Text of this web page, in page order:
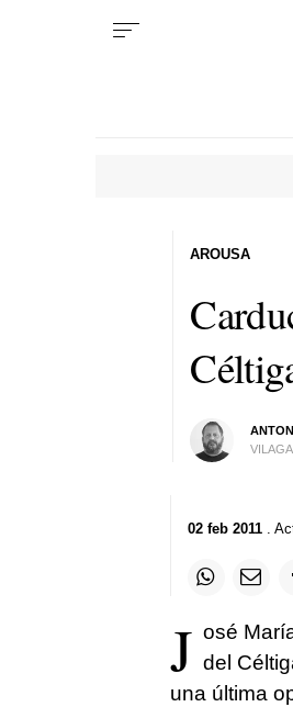
AROUSA
02 feb 2011.
J osé
del
una última